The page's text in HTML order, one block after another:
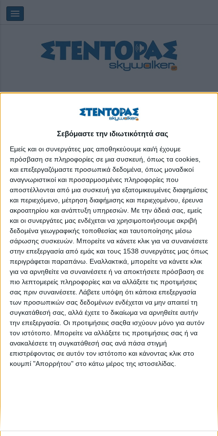
Σεβόμαστε την ιδιωτικότητά σας
Εμείς και οι συνεργάτες μας αποθηκεύουμε και/ή έχουμε
πρόσβαση σε πληροφορίες σε μια συσκευή, όπως τα cookies,
και επεξεργαζόμαστε προσωπικά δεδομένα, όπως μοναδικοί
αναγνωριστικοί και προσαρμοσμένες πληροφορίες που
αποστέλλονται από μια συσκευή για εξατομικευμένες διαφημίσεις
και περιεχόμενο, μέτρηση διαφήμισης και περιεχομένου, έρευνα
ακροατηρίου και ανάπτυξη υπηρεσιών. Με την άδειά σας, εμείς
και οι συνεργάτες μας ενδέχεται να χρησιμοποιήσουμε ακριβή
δεδομένα γεωγραφικής τοποθεσίας και ταυτοποίησης μέσω
σάρωσης συσκευών. Μπορείτε να κάνετε κλικ για να συναινέσετε
στην επεξεργασία από εμάς και τους 1538 συνεργάτες μας όπως
περιγράφεται παραπάνω. Εναλλακτικά, μπορείτε να κάνετε κλικ
για να αρνηθείτε να συναινέσετε ή να αποκτήσετε πρόσβαση σε
πιο λεπτομερείς πληροφορίες και να αλλάξετε τις προτιμήσεις
σας πριν συναινέσετε. Λάβετε υπόψη ότι κάποια επεξεργασία
των προσωπικών σας δεδομένων ενδέχεται να μην απαιτεί τη
συγκατάθεσή σας, αλλά έχετε το δικαίωμα να αρνηθείτε αυτήν
την επεξεργασία. Οι προτιμήσεις σαςθα ισχύουν μόνο για αυτόν
τον ιστότοπο. Μπορείτε να αλλάξετε τις προτιμήσεις σας ή να
ανακαλέσετε τη συγκατάθεσή σας ανά πάσα στιγμή
επιστρέφοντας σε αυτόν τον ιστότοπο και κάνοντας κλικ στο
κουμπί "Απορρήτου" στο κάτω μέρος της ιστοσελίδας.
φωτογραφική έκθεση
«23.07.18»: Σκέψεις για τη φωτογραφική έκθεση του
Βασίλη Βρεττού
Λιβάδι, κοπάδι, άνθρωπος: μια σχέση ζωής
None feed